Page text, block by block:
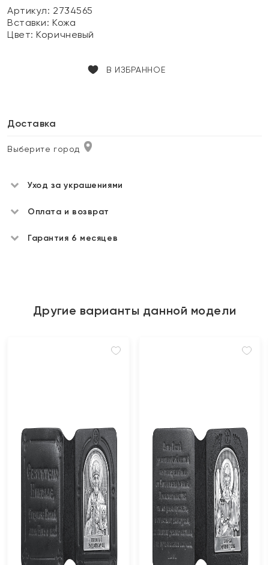
Артикул: 2734565
Вставки:Кожа
Цвет:Коричневый
В ИЗБРАННОЕ
Доставка
Выберите город
Уход за украшениями
Оплата и возврат
Гарантия 6 месяцев
Другие варианты данной модели